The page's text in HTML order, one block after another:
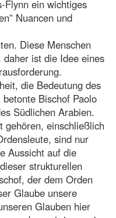
Flynn ein wichtiges
Nuancen und
Diese Menschen
ist die Idee eines
die Bedeutung des
Bischof Paolo
Südlichen Arabien.
gehören, einschließlich
sind nur
Aussicht auf die
strukturellen
der dem Orden
Glaube unsere
Glauben hier